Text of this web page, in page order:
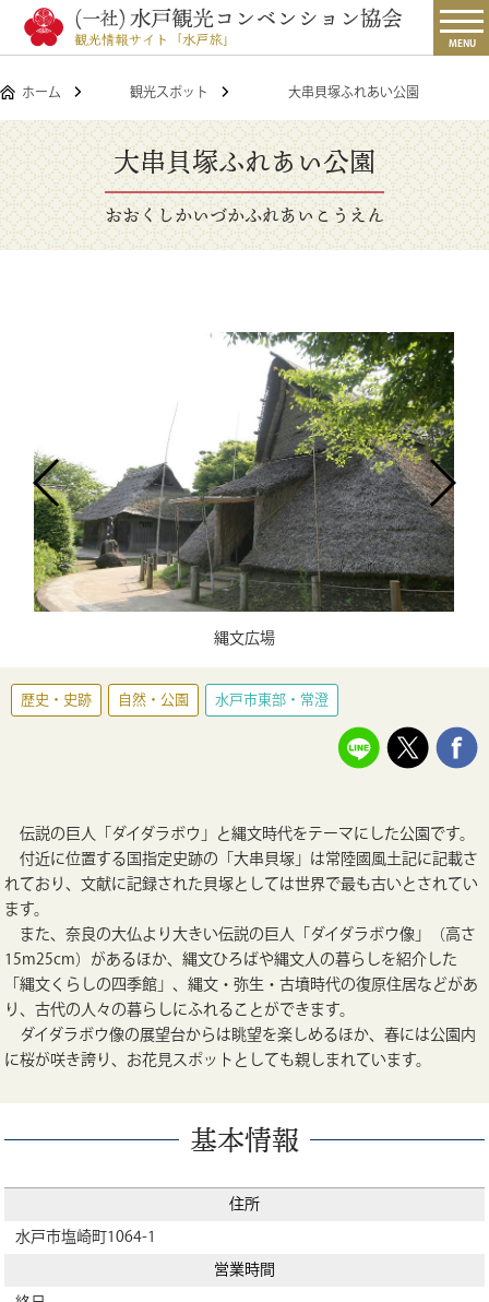
MENU
ホーム 観光スポット 大串貝塚ふれあい公園
大串貝塚ふれあい公園
おおくしかいづかふれあいこうえん
縄文広場
歴史・史跡 自然・公園 水戸市東部・常澄
伝説の巨人「ダイダラボウ」と縄文時代をテーマにした公園です。
付近に位置する国指定史跡の「大串貝塚」は常陸國風土記に記載さ
れており、文献に記録された貝塚としては世界で最も古いとされてい
ます。
また、奈良の大仏より大きい伝説の巨人「ダイダラボウ像」（高さ
15m25cm）があるほか、縄文ひろばや縄文人の暮らしを紹介した
「縄文くらしの四季館」、縄文・弥生・古墳時代の復原住居などがあ
り、古代の人々の暮らしにふれることができます。
ダイダラボウ像の展望台からは眺望を楽しめるほか、春には公園内
に桜が咲き誇り、お花見スポットとしても親しまれています。
基本情報
住所
水戸市塩崎町1064-1
営業時間